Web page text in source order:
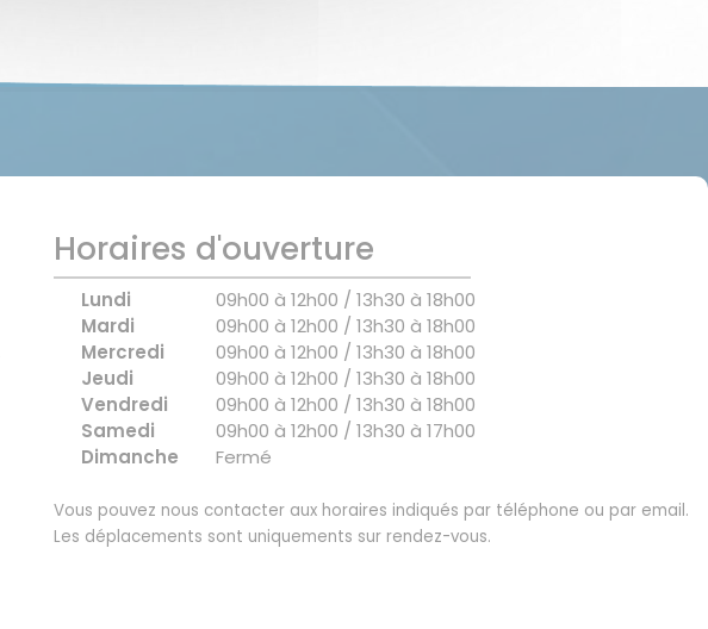
Horaires d'ouverture
Lundi
09h00 à 12h00 / 13h30 à 18h00
Mardi
09h00 à 12h00 / 13h30 à 18h00
Mercredi
09h00 à 12h00 / 13h30 à 18h00
Jeudi
09h00 à 12h00 / 13h30 à 18h00
Vendredi
09h00 à 12h00 / 13h30 à 18h00
Samedi
09h00 à 12h00 / 13h30 à 17h00
Dimanche
Fermé
Vous pouvez nous contacter aux horaires indiqués par téléphone ou par email.
Les déplacements sont uniquements sur rendez-vous.